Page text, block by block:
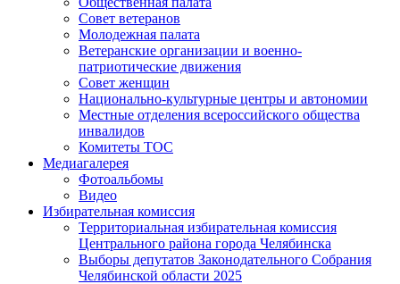
Совет ветеранов
Молодежная палата
Ветеранские организации и военно-
патриотические движения
Совет женщин
Национально-культурные центры и автономии
Местные отделения всероссийского общества
инвалидов
Комитеты ТОС
Медиагалерея
Фотоальбомы
Видео
Избирательная комиссия
Территориальная избирательная комиссия
Центрального района города Челябинска
Выборы депутатов Законодательного Собрания
Челябинской области 2025